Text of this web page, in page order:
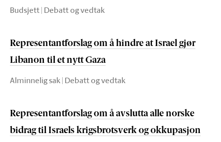
Budsjett | Debatt og vedtak
Representantforslag om å hindre at Israel gjør
Libanon til et nytt Gaza
Alminnelig sak | Debatt og vedtak
Representantforslag om å avslutta alle norske
bidrag til Israels krigsbrotsverk og okkupasjon